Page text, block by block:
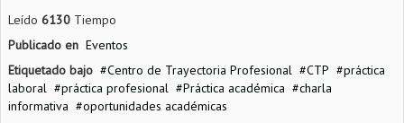
Leído 6130 Tiempo
Publicado en Eventos
Etiquetado bajo
Centro de Trayectoria Profesional CTP
práctica
laboral
práctica profesional Práctica académica
charla
informativa
oportunidades académicas